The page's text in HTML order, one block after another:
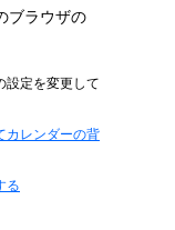
ブラウザの
設定を変更して
カレンダーの背
る